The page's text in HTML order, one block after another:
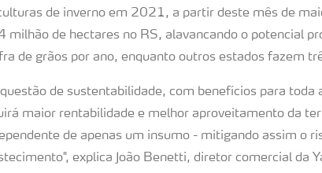
de inverno em 2021, a partir deste mês de
milhão de hectares no RS, alavancando o potencial
de grãos por ano, enquanto outros estados fazem
de sustentabilidade, com benefícios para toda
maior rentabilidade e melhor aproveitamento da
de apenas um insumo - mitigando assim o
explica João Benetti, diretor comercial da